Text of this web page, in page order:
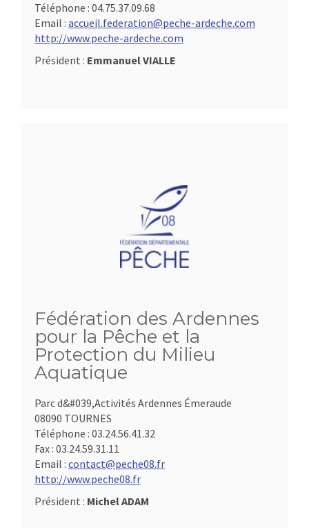
Téléphone : 04.75.37.09.68
Email : accueil.federation@peche-ardeche.com
http://www.peche-ardeche.com
Président : Emmanuel VIALLE
Fédération des Ardennes
pour la Pêche et la
Protection du Milieu
Aquatique
Parc d&#039,Activités Ardennes Émeraude
08090 TOURNES
Téléphone : 03.24.56.41.32
Fax : 03.24.59.31.11
Email : contact@peche08.fr
http://www.peche08.fr
Président : Michel ADAM